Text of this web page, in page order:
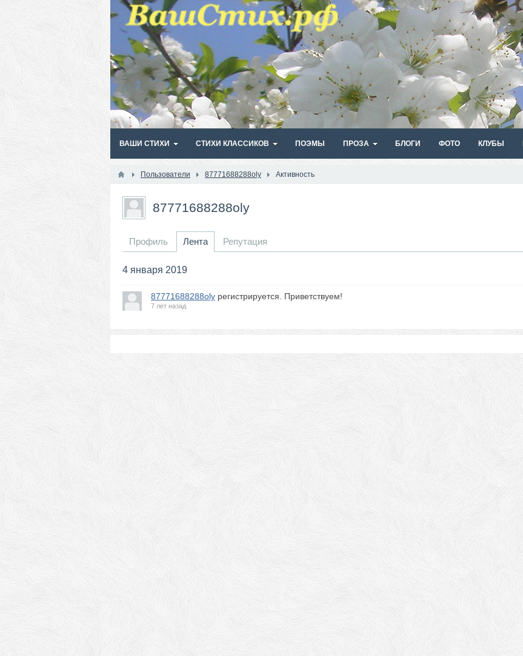
ВАШИ СТИХИ СТИХИ КЛАССИКОВ ПОЭМЫ ПРОЗА БЛОГИ ФОТО КЛУБЫ
Пользователи 87771688288oly Активность
87771688288oly
Профиль Лента Репутация
4 января 2019
87771688288oly регистрируется. Приветствуем!
7 лет назад